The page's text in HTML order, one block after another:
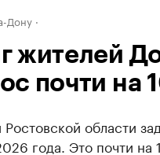
Дону
жителей
почти на
области
года. Это почти на